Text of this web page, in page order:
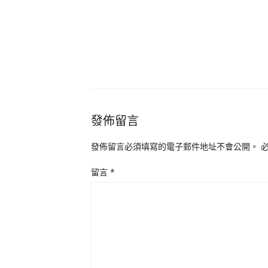
發佈留言
發佈留言必須填寫的電子郵件地址不會公開。
留言 *